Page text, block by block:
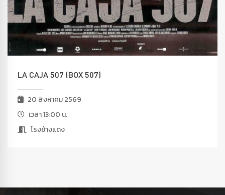
LA CAJA 507 (BOX 507)
20 สิงหาคม 2569
เวลา 13:00 น.
โรงช้างแดง